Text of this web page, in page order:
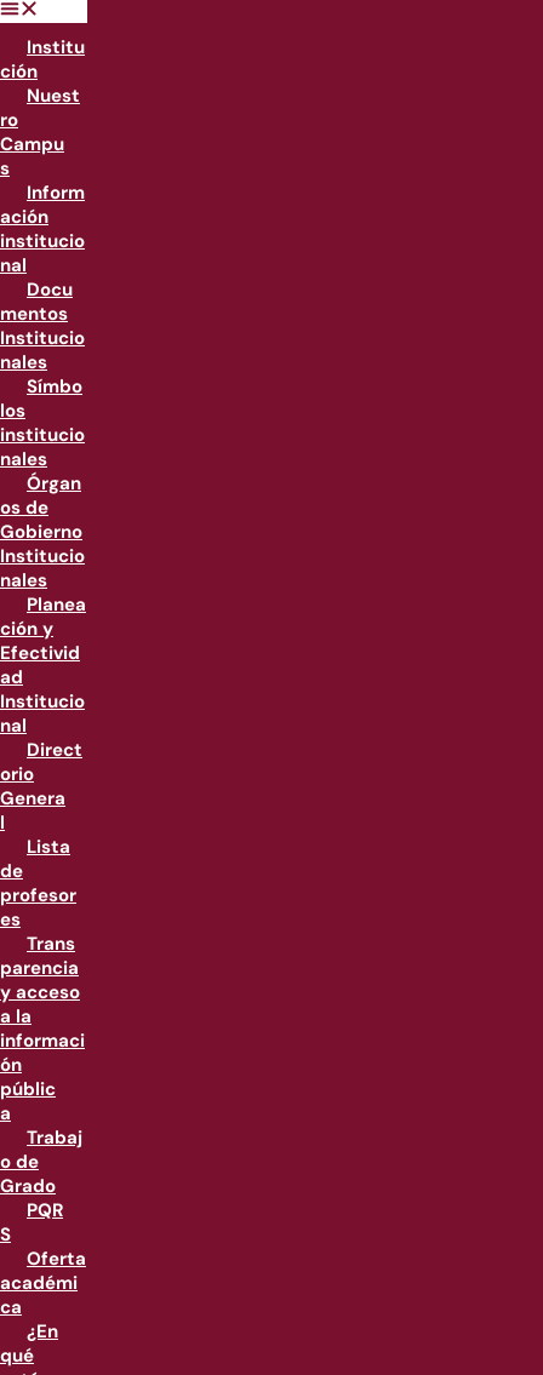
Institu
ción
Nuest
ro
Campu
s
Inform
ación
institucio
nal
Docu
mentos
Institucio
nales
Símbo
los
institucio
nales
Órgan
os de
Gobierno
Institucio
nales
Planea
ción y
Efectivid
ad
Institucio
nal
Direct
orio
Genera
l
Lista
de
profesor
es
Trans
parencia
y acceso
a la
informaci
ón
públic
a
Trabaj
o de
Grado
PQR
S
Oferta
académi
ca
¿En
qué